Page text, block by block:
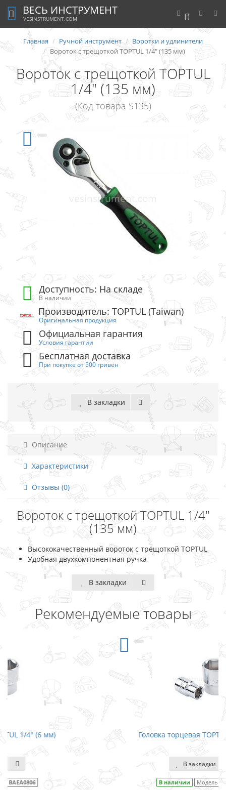
0
ВЕСЬ ИНСТРУМЕНТ
VESINSTRUMENT.COM
Главная Ручной инструмент
Воротки и удлинители
Вороток с трещоткой TOPTUL 1/4" (135 мм)
Вороток с трещоткой TOPTUL
1/4" (135 мм)
(Код товара S135)
Доступность: На складе
В наличии
Производитель: TOPTUL (Taiwan)
Оригинальная продукция
Официальная гарантия
Условия гарантии
Бесплатная доставка
При покупке от 500 гривен
В закладки
Описание
Характеристики
Отзывы (0)
Вороток с трещоткой TOPTUL 1/4"
(135 мм)
Высококачественный вороток с трещоткой TOPTUL
Удобная двухкомпонентная ручка
В закладки
Рекомендуемые товары
Головка торцевая TOPTUL 1/4" (7 мм)
В наличии BAEA0807